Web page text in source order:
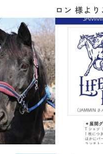
ロン 様よ